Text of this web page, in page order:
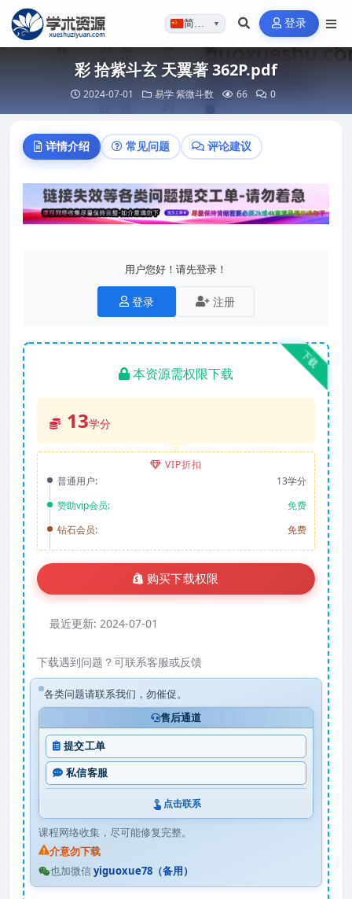
简体…▼ 登录
彩 拾紫斗玄 天翼著 362P.pdf
2024-07-01 易学 紫微斗数 66 0
详情介绍 常见问题 评论建议
用户您好！请先登录！
登录 注册
下载
本资源需权限下载
13学分
VIP折扣
普通用户:
13学分
赞助vip会员:
免费
钻石会员:
免费
购买下载权限
最近更新: 2024-07-01
下载遇到问题？可联系客服或反馈
各类问题请联系我们，勿催促。
售后通道
提交工单
私信客服
点击联系
课程网络收集，尽可能修复完整。
介意勿下载
也加微信yiguoxue78（备用）